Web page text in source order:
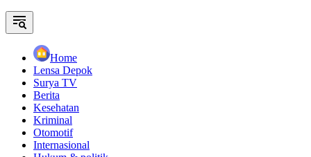
Home
Lensa Depok
Surya TV
Berita
Kesehatan
Kriminal
Otomotif
Internasional